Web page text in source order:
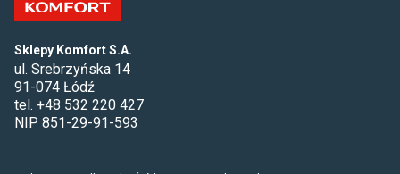
Sklepy Komfort S.A.
ul. Srebrzyńska 14
91-074 Łódź
tel. +48 532 220 427
NIP 851-29-91-593